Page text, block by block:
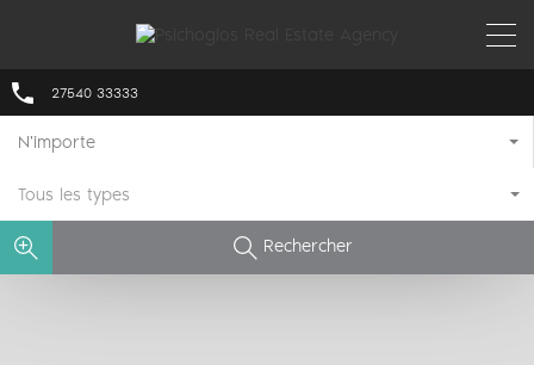
27540 33333
N'importe
Tous les types
Rechercher